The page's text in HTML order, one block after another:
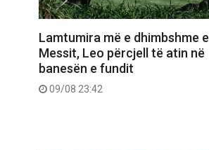
Lamtumira më e dhimbshme e
Messit, Leo përcjell të atin në
banesën e fundit
09/08 23:42